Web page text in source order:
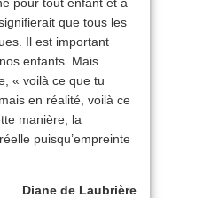
que tous les
Il est important
enfants. Mais
« voilà ce que tu
en réalité, voilà ce
manière, la
puisqu’empreinte
Diane de Laubrière